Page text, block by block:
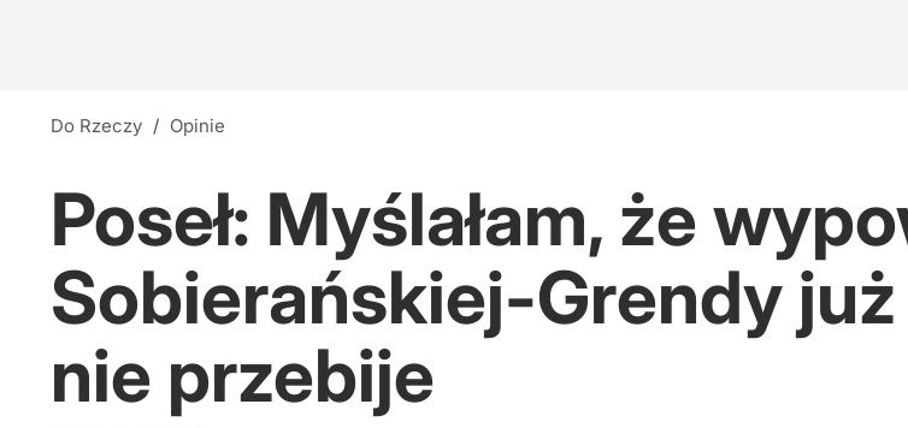
Do Rzeczy / Opinie
Poseł: Myślałam, że
Sobierańskiej-Grendy
nie przebije